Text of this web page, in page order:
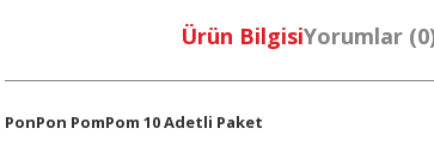
Ürün BilgisiYorumlar
PonPon PomPom 10 Adetli Paket